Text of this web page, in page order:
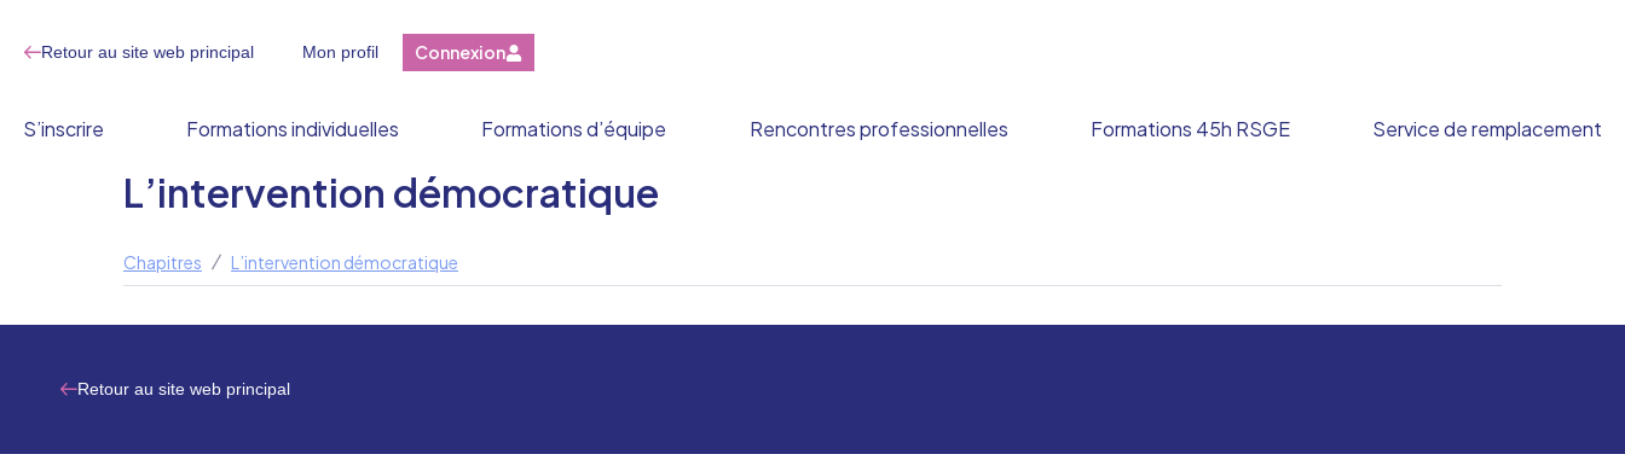
Retour au site web principal Mon profil Connexion
S’inscrire Formations individuelles Formations d’équipe Rencontres professionnelles Formations 45h RSGE Service de remplacement
L’intervention démocratique
Chapitres L’intervention démocratique
Retour au site web principal